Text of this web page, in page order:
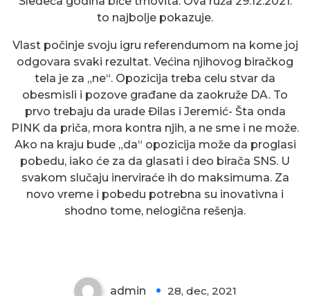
to najbolje pokazuje.
Vlast počinje svoju igru referendumom na kome joj
odgovara svaki rezultat. Većina njihovog biračkog
tela je za „ne“. Opozicija treba celu stvar da
obesmisli i pozove građane da zaokruže DA. To
prvo trebaju da urade Đilas i Jeremić- Šta onda
PINK da priča, mora kontra njih, a ne sme i ne može.
Ako na kraju bude „da“ opozicija može da proglasi
pobedu, iako će za da glasati i deo birača SNS. U
svakom slučaju inerviraće ih do maksimuma. Za
novo vreme i pobedu potrebna su inovativna i
shodno tome, nelogična rešenja.
admin 28, dec, 2021